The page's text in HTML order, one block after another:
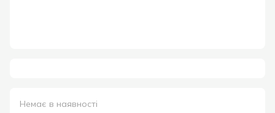
Немає в наявності